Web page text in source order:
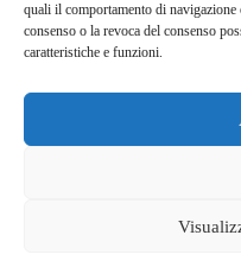
quali il comportamento di
consenso o la revoca del consenso
caratteristiche e funzioni.